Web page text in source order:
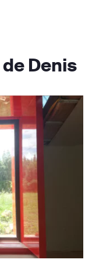
de Denis